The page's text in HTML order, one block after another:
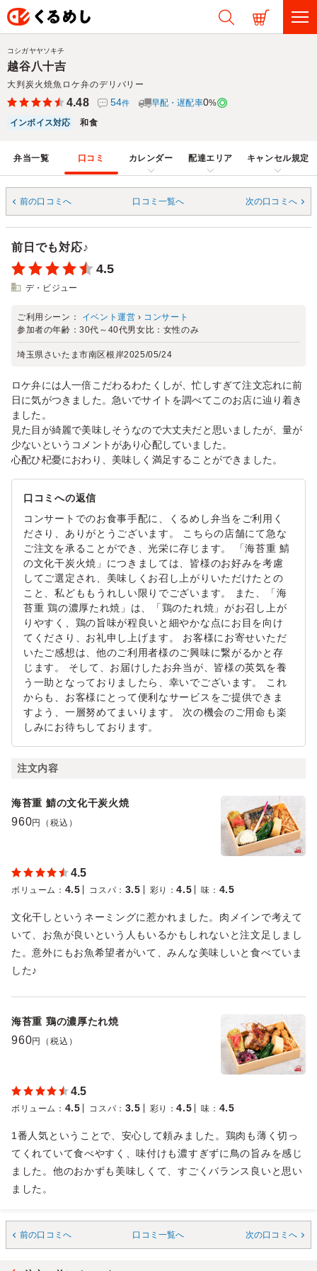
越谷八十吉
大判炭火焼魚ロケ弁のデリバリー
コシガヤヤソキチ
4.48 54件 早配・遅配率0%
インボイス対応
和食
弁当一覧 口コミ カレンダー 配達エリア キャンセル規定
前の口コミへ 口コミ一覧へ 次の口コミへ
前日でも対応♪
4.5
デ・ビジュー
ご利用シーン： イベント運営 › コンサート
参加者の年齢：30代～40代男女比： 女性のみ
埼玉県さいたま市南区根岸2025/05/24
ロケ弁には人一倍こだわるわたくしが、忙しすぎて注文忘れに前
日に気がつきました。急いでサイトを調べてこのお店に辿り着き
ました。
見た目が綺麗で美味しそうなので大丈夫だと思いましたが、量が
少ないというコメントがあり心配していました。
心配ひ杞憂におわり、美味しく満足することができました。
口コミへの返信
コンサートでのお食事手配に、くるめし弁当をご利用く
ださり、ありがとうございます。 こちらの店舗にて急な
ご注文を承ることができ、光栄に存じます。 「海苔重 鯖
の文化干炭火焼」につきましては、皆様のお好みを考慮
してご選定され、美味しくお召し上がりいただけたとの
こと、私どももうれしい限りでございます。 また、「海
苔重 鶏の濃厚たれ焼」は、「鶏のたれ焼」がお召し上が
りやすく、鶏の旨味が程良いと細やかな点にお目を向け
てくださり、お礼申し上げます。 お客様にお寄せいただ
いたご感想は、他のご利用者様のご興味に繋がるかと存
じます。 そして、お届けしたお弁当が、皆様の英気を養
う一助となっておりましたら、幸いでございます。 これ
からも、お客様にとって便利なサービスをご提供できま
すよう、一層努めてまいります。 次の機会のご用命も楽
しみにお待ちしております。
注文内容
海苔重 鯖の文化干炭火焼
960円（税込）
4.5
ボリューム ： 4.5 コスパ ： 3.5 彩り ：4.5 味 ： 4.5
文化干しというネーミングに惹かれました。肉メインで考えて
いて、お魚が良いという人もいるかもしれないと注文足しまし
た。意外にもお魚希望者がいて、みんな美味しいと食べていま
した♪
海苔重 鶏の濃厚たれ焼
960円（税込）
4.5
ボリューム ： 4.5 コスパ ： 3.5 彩り ：4.5 味 ： 4.5
1番人気ということで、安心して頼みました。鶏肉も薄く切っ
てくれていて食べやすく、味付けも濃すぎずに鳥の旨みを感じ
ました。他のおかずも美味しくて、すごくバランス良いと思い
ました。
前の口コミへ 口コミ一覧へ 次の口コミへ